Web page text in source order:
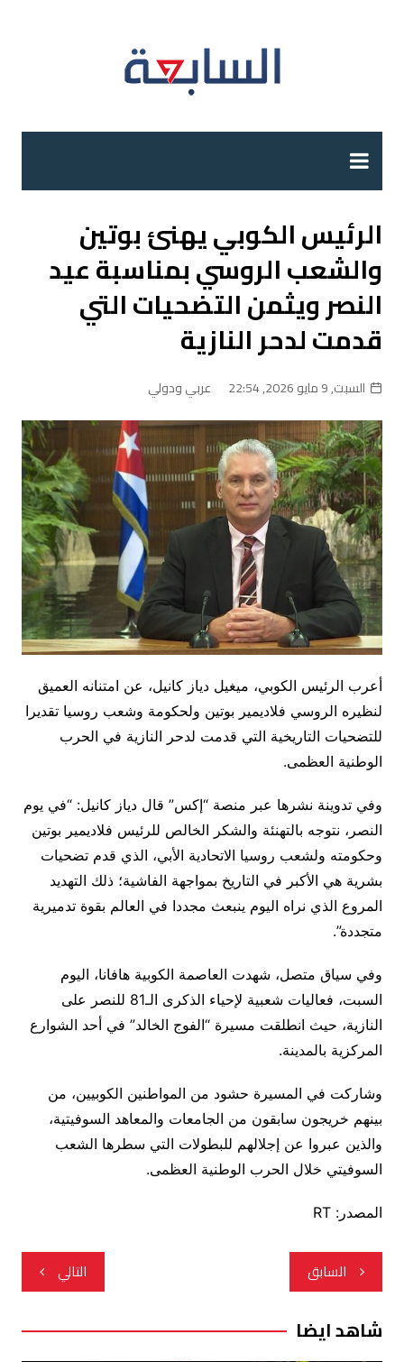
الرئيس الكوبي يهنئ بوتين
والشعب الروسي بمناسبة عيد
النصر ويثمن التضحيات التي
قدمت لدحر النازية
السبت, 9 مايو 2026, 22:54 عربي ودولي
أعرب الرئيس الكوبي، ميغيل دياز كانيل، عن امتنانه العميق
لنظيره الروسي فلاديمير بوتين ولحكومة وشعب روسيا تقديرا
للتضحيات التاريخية التي قدمت لدحر النازية في الحرب
الوطنية العظمى.
وفي تدوينة نشرها عبر منصة “إكس” قال دياز كانيل: “في يوم
النصر، نتوجه بالتهنئة والشكر الخالص للرئيس فلاديمير بوتين
وحكومته ولشعب روسيا الاتحادية الأبي، الذي قدم تضحيات
بشرية هي الأكبر في التاريخ بمواجهة الفاشية؛ ذلك التهديد
المروع الذي نراه اليوم ينبعث مجددا في العالم بقوة تدميرية
متجددة”.
وفي سياق متصل، شهدت العاصمة الكوبية هافانا، اليوم
السبت، فعاليات شعبية لإحياء الذكرى الـ81 للنصر على
النازية، حيث انطلقت مسيرة “الفوج الخالد” في أحد الشوارع
المركزية بالمدينة.
وشاركت في المسيرة حشود من المواطنين الكوبيين، من
بينهم خريجون سابقون من الجامعات والمعاهد السوفيتية،
والذين عبروا عن إجلالهم للبطولات التي سطرها الشعب
السوفيتي خلال الحرب الوطنية العظمى.
المصدر: RT
تصفّح
المقالات
السابق التالي
شاهد ايضا